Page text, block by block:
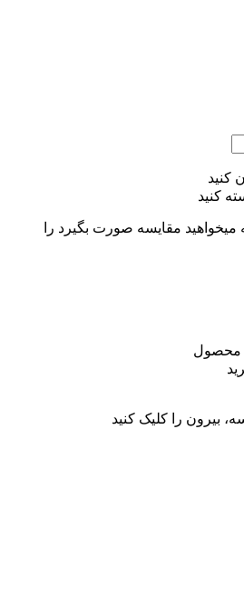
کنید
کنید
میخواهید مقایسه صورت بگیرد را
محصول
بیرون را کلیک کنید